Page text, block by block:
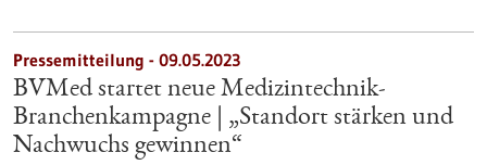
Pressemitteilung - 09.05.2023
BVMed startet neue Medizintechnik-
Branchenkampagne | „Standort stärken und
Nachwuchs gewinnen“